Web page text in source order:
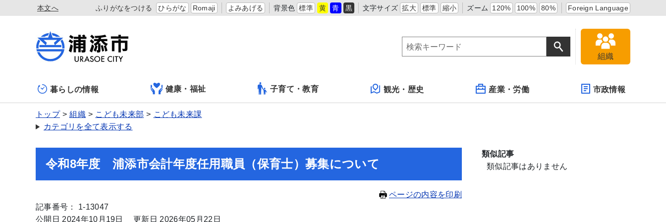
本文へ ふりがなをつける ひらがな Romaji よみあげる 背景色 標準 黄 青 黒 文字サイズ 拡大 標準 縮小 ズーム 120% 100% 80% Foreign Language
組織
暮らしの情報 健康・福祉 子育て・教育 観光・歴史 産業・労働 市政情報
トップ 組織 こども未来部
こども未来課
カテゴリを全て表示する
令和8年度 浦添市会計年度任用職員（保育士）募集について
ページの内容を印刷
記事番号： 1-13047
公開日 2024年10月19日
更新日 2026年05月22日
類似記事
類似記事はありません